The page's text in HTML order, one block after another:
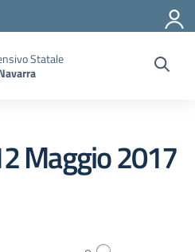
Statale
Maggio 2017